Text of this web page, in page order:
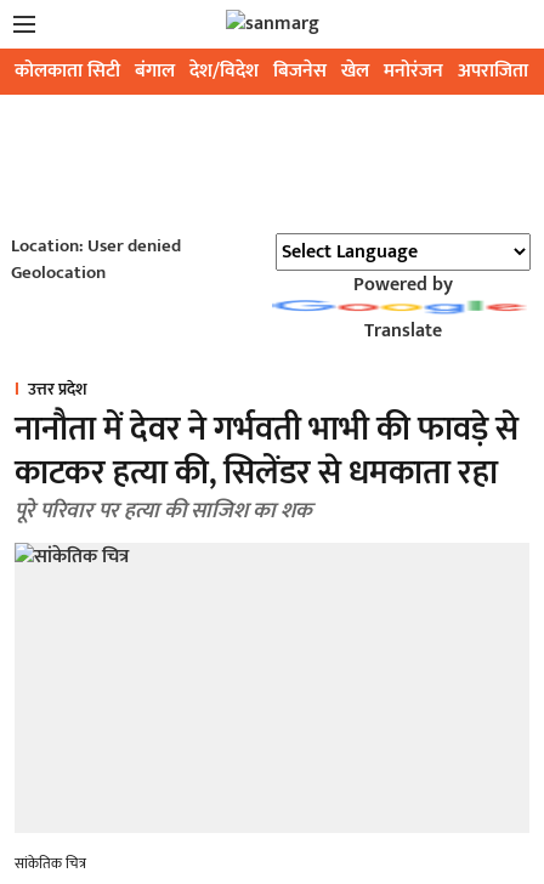
कोलकाता सिटी बंगाल देश/विदेश बिजनेस खेल मनोरंजन अपराजिता
Location: User denied
Geolocation
Powered by
Translate
उत्तर प्रदेश
नानौता में देवर ने गर्भवती भाभी की फावड़े से
काटकर हत्या की, सिलेंडर से धमकाता रहा
पूरे परिवार पर हत्या की साजिश का शक
सांकेतिक चित्र